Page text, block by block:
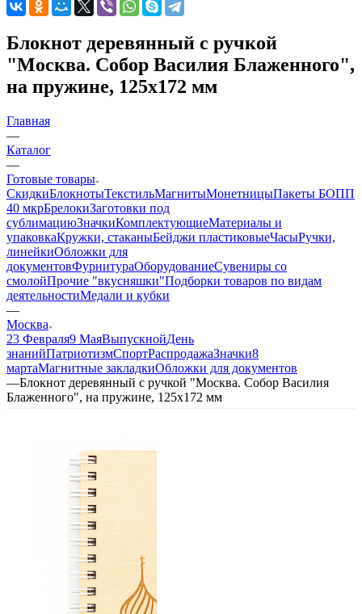
Блокнот деревянный с ручкой
"Москва. Собор Василия Блаженного",
на пружине, 125х172 мм
Главная
—
Каталог
—
Готовые товары
СкидкиБлокнотыТекстильМагнитыМонетницыПакеты БОПП
40 мкрБрелокиЗаготовки под
сублимациюЗначкиКомплектующиеМатериалы и
упаковкаКружки, стаканыБейджи пластиковыеЧасыРучки,
линейкиОбложки для
документовФурнитураОборудованиеСувениры со
смолойПрочие "вкусняшки"Подборки товаров по видам
деятельностиМедали и кубки
—
Москва
23 Февраля9 МаяВыпускнойДень
знанийПатриотизмСпортРаспродажаЗначки8
мартаМагнитные закладкиОбложки для документов
—Блокнот деревянный с ручкой "Москва. Собор Василия
Блаженного", на пружине, 125х172 мм